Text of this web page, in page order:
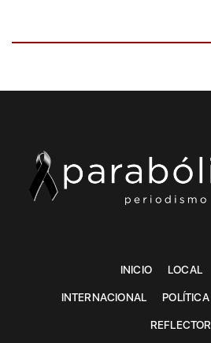
INICIO LOCAL
INTERNACIONAL POLÍTICA
REFLECTOR